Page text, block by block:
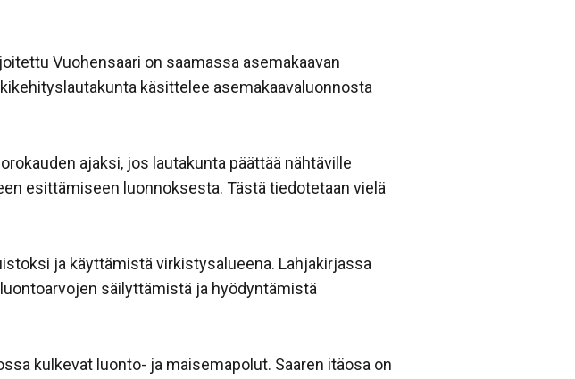
Vuohensaari on saamassa asemakaavan
käsittelee asemakaavaluonnosta
ajaksi, jos lautakunta päättää nähtäville
esittämiseen luonnoksesta. Tästä tiedotetaan vielä
ja käyttämistä virkistysalueena. Lahjakirjassa
säilyttämistä ja hyödyntämistä
kulkevat luonto- ja maisemapolut. Saaren itäosa on